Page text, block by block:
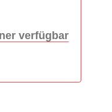
verfügbar